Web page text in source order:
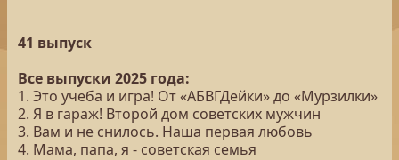
41 выпуск
Все выпуски 2025 года:
1. Это учеба и игра! От «АБВГДейки» до «Мурзилки»
2. Я в гараж! Второй дом советских мужчин
3. Вам и не снилось. Наша первая любовь
4. Мама, папа, я - советская семья